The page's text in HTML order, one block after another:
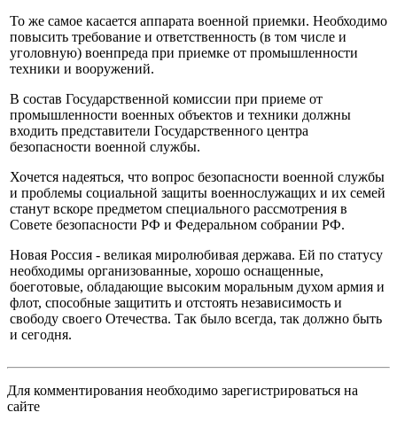
То же самое касается аппарата военной приемки. Необходимо
повысить требование и ответственность (в том числе и
уголовную) военпреда при приемке от промышленности
техники и вооружений.
В состав Государственной комиссии при приеме от
промышленности военных объектов и техники должны
входить представители Государственного центра
безопасности военной службы.
Хочется надеяться, что вопрос безопасности военной службы
и проблемы социальной защиты военнослужащих и их семей
станут вскоре предметом специального рассмотрения в
Совете безопасности РФ и Федеральном собрании РФ.
Новая Россия - великая миролюбивая держава. Ей по статусу
необходимы организованные, хорошо оснащенные,
боеготовые, обладающие высоким моральным духом армия и
флот, способные защитить и отстоять независимость и
свободу своего Отечества. Так было всегда, так должно быть
и сегодня.
Для комментирования необходимо зарегистрироваться на
сайте